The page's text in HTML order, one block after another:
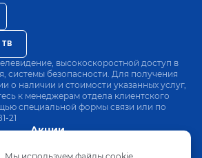
Акции
Оплата
высокоскоростной доступ в
системы безопасности. Для получения
о наличии и стоимости указанных услуг,
к менеджерам отдела клиентского
специальной формы связи или по
21